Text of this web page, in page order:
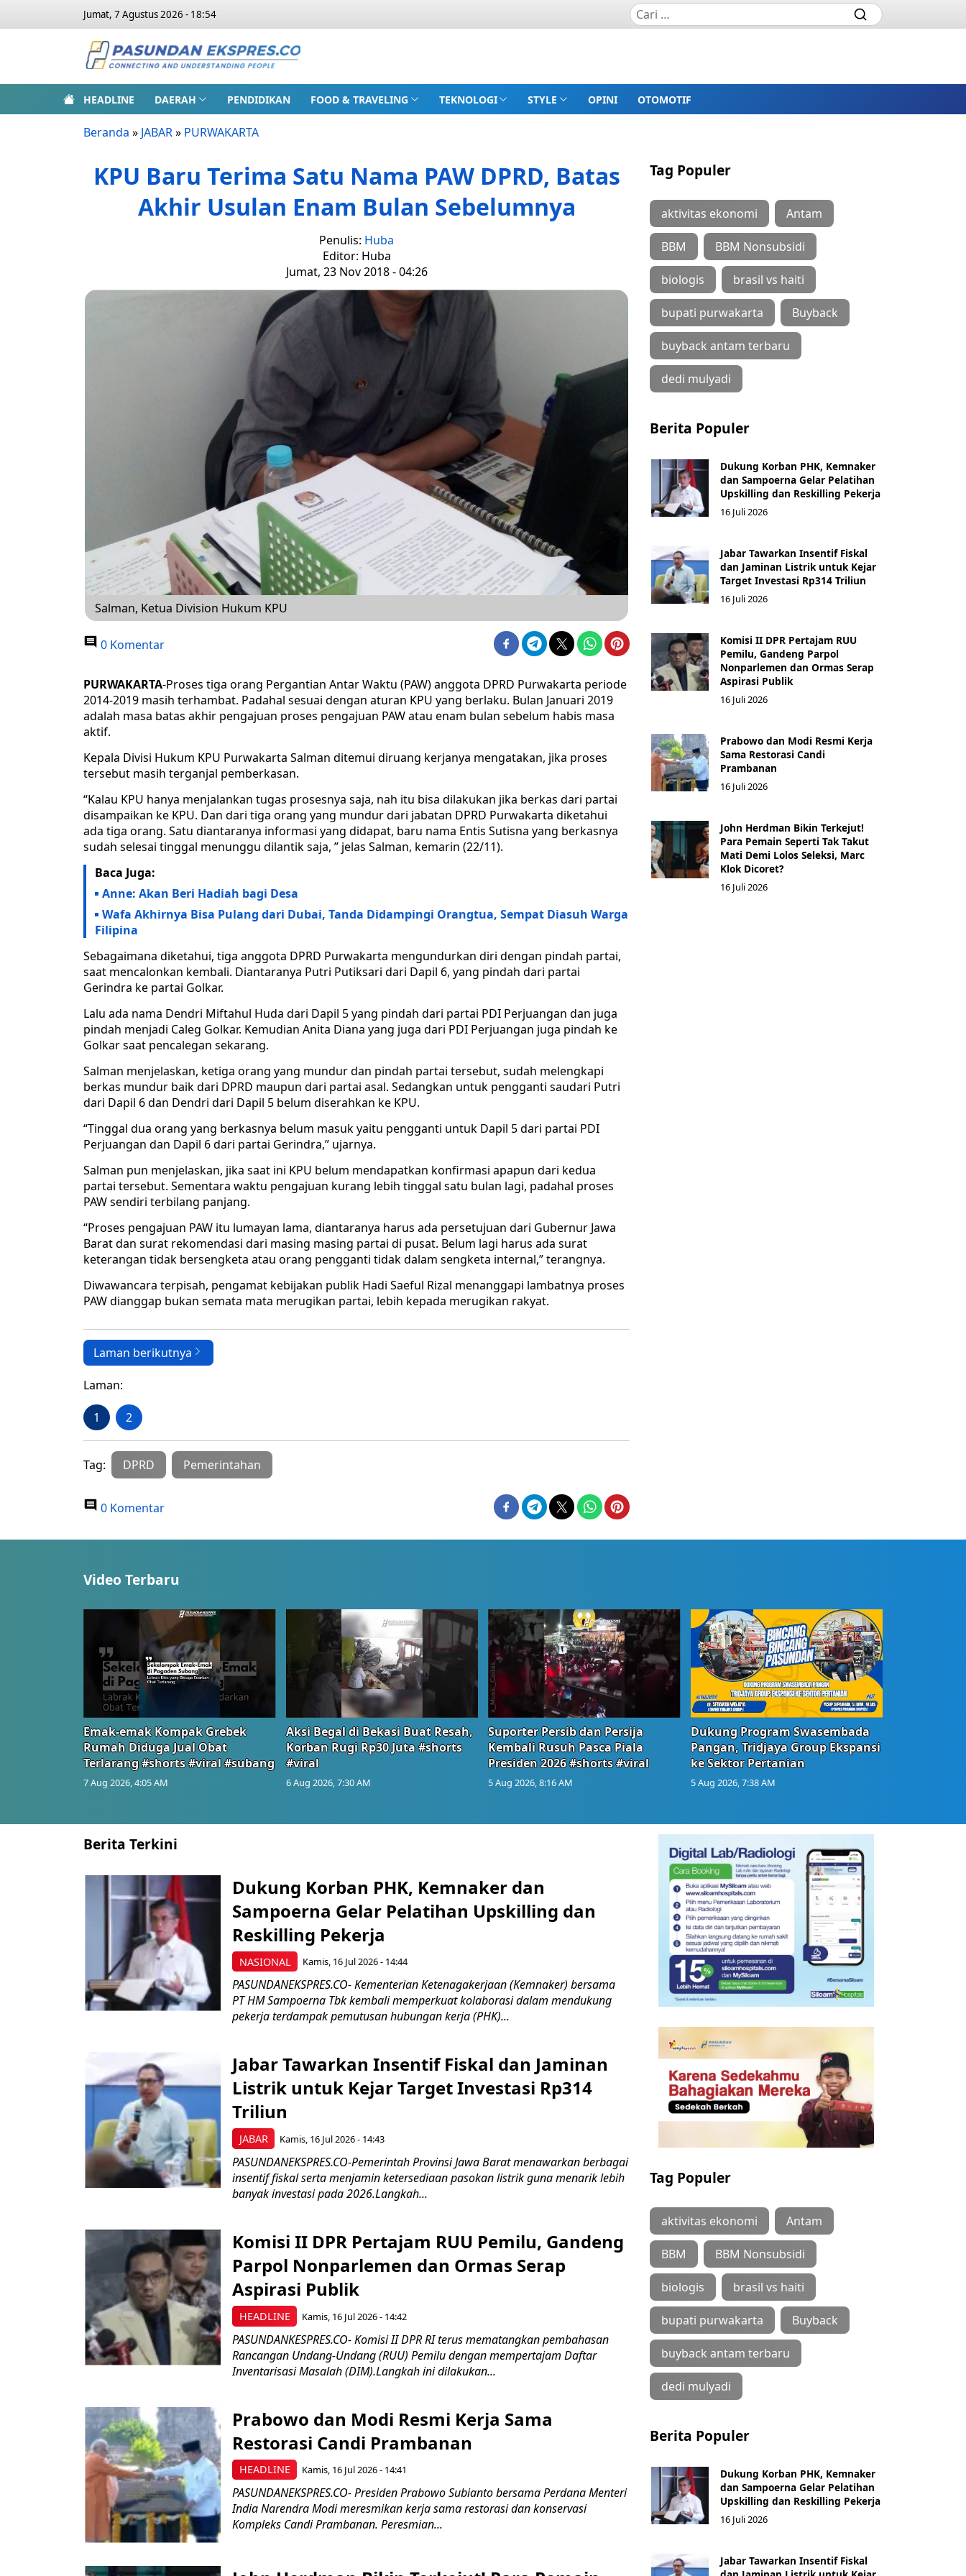
Jumat, 7 Agustus 2026 - 18:54
HEADLINE DAERAH PENDIDIKAN FOOD & TRAVELING TEKNOLOGI STYLE OPINI OTOMOTIF
Beranda » JABAR» PURWAKARTA
KPU Baru Terima Satu Nama PAW DPRD, Batas
Akhir Usulan Enam Bulan Sebelumnya
Penulis: Huba
Editor: Huba
Jumat, 23 Nov 2018 - 04:26
Salman, Ketua Division Hukum KPU
0 Komentar
PURWAKARTA-Proses tiga orang Pergantian Antar Waktu (PAW) anggota DPRD Purwakarta periode
2014-2019 masih terhambat. Padahal sesuai dengan aturan KPU yang berlaku. Bulan Januari 2019
adalah masa batas akhir pengajuan proses pengajuan PAW atau enam bulan sebelum habis masa
aktif.
Kepala Divisi Hukum KPU Purwakarta Salman ditemui diruang kerjanya mengatakan, jika proses
tersebut masih terganjal pemberkasan.
“Kalau KPU hanya menjalankan tugas prosesnya saja, nah itu bisa dilakukan jika berkas dari partai
disampaikan ke KPU. Dan dari tiga orang yang mundur dari jabatan DPRD Purwakarta diketahui
ada tiga orang. Satu diantaranya informasi yang didapat, baru nama Entis Sutisna yang berkasnya
sudah selesai tinggal menunggu dilantik saja, ” jelas Salman, kemarin (22/11).
Baca Juga:
Anne: Akan Beri Hadiah bagi Desa
Wafa Akhirnya Bisa Pulang dari Dubai, Tanda Didampingi Orangtua, Sempat Diasuh Warga
Filipina
Sebagaimana diketahui, tiga anggota DPRD Purwakarta mengundurkan diri dengan pindah partai,
saat mencalonkan kembali. Diantaranya Putri Putiksari dari Dapil 6, yang pindah dari partai
Gerindra ke partai Golkar.
Lalu ada nama Dendri Miftahul Huda dari Dapil 5 yang pindah dari partai PDI Perjuangan dan juga
pindah menjadi Caleg Golkar. Kemudian Anita Diana yang juga dari PDI Perjuangan juga pindah ke
Golkar saat pencalegan sekarang.
Salman menjelaskan, ketiga orang yang mundur dan pindah partai tersebut, sudah melengkapi
berkas mundur baik dari DPRD maupun dari partai asal. Sedangkan untuk pengganti saudari Putri
dari Dapil 6 dan Dendri dari Dapil 5 belum diserahkan ke KPU.
“Tinggal dua orang yang berkasnya belum masuk yaitu pengganti untuk Dapil 5 dari partai PDI
Perjuangan dan Dapil 6 dari partai Gerindra,” ujarnya.
Salman pun menjelaskan, jika saat ini KPU belum mendapatkan konfirmasi apapun dari kedua
partai tersebut. Sementara waktu pengajuan kurang lebih tinggal satu bulan lagi, padahal proses
PAW sendiri terbilang panjang.
“Proses pengajuan PAW itu lumayan lama, diantaranya harus ada persetujuan dari Gubernur Jawa
Barat dan surat rekomendasi dari masing masing partai di pusat. Belum lagi harus ada surat
keterangan tidak bersengketa atau orang pengganti tidak dalam sengketa internal,” terangnya.
Diwawancara terpisah, pengamat kebijakan publik Hadi Saeful Rizal menanggapi lambatnya proses
PAW dianggap bukan semata mata merugikan partai, lebih kepada merugikan rakyat.
Laman berikutnya
Laman:
1 2
Tag: DPRD Pemerintahan
0 Komentar
Tag Populer
aktivitas ekonomi Antam
BBM BBM Nonsubsidi
biologis brasil vs haiti
bupati purwakarta Buyback
buyback antam terbaru
dedi mulyadi
Berita Populer
Dukung Korban PHK, Kemnaker
dan Sampoerna Gelar Pelatihan
Upskilling dan Reskilling Pekerja
16 Juli 2026
Jabar Tawarkan Insentif Fiskal
dan Jaminan Listrik untuk Kejar
Target Investasi Rp314 Triliun
16 Juli 2026
Komisi II DPR Pertajam RUU
Pemilu, Gandeng Parpol
Nonparlemen dan Ormas Serap
Aspirasi Publik
16 Juli 2026
Prabowo dan Modi Resmi Kerja
Sama Restorasi Candi
Prambanan
16 Juli 2026
John Herdman Bikin Terkejut!
Para Pemain Seperti Tak Takut
Mati Demi Lolos Seleksi, Marc
Klok Dicoret?
16 Juli 2026
Video Terbaru
Emak-emak Kompak Grebek
Rumah Diduga Jual Obat
Terlarang #shorts #viral #subang
7 Aug 2026, 4:05 AM
Aksi Begal di Bekasi Buat Resah,
Korban Rugi Rp30 Juta #shorts
#viral
6 Aug 2026, 7:30 AM
Suporter Persib dan Persija
Kembali Rusuh Pasca Piala
Presiden 2026 #shorts #viral
5 Aug 2026, 8:16 AM
Dukung Program Swasembada
Pangan, Tridjaya Group Ekspansi
ke Sektor Pertanian
5 Aug 2026, 7:38 AM
Berita Terkini
NASIONAL
Dukung Korban PHK, Kemnaker dan
Sampoerna Gelar Pelatihan Upskilling dan
Reskilling Pekerja
Kamis, 16 Jul 2026 - 14:44
PASUNDANEKSPRES.CO- Kementerian Ketenagakerjaan (Kemnaker) bersama
PT HM Sampoerna Tbk kembali memperkuat kolaborasi dalam mendukung
pekerja terdampak pemutusan hubungan kerja (PHK)...
JABAR
Jabar Tawarkan Insentif Fiskal dan Jaminan
Listrik untuk Kejar Target Investasi Rp314
Triliun
Kamis, 16 Jul 2026 - 14:43
PASUNDANEKSPRES.CO-Pemerintah Provinsi Jawa Barat menawarkan berbagai
insentif fiskal serta menjamin ketersediaan pasokan listrik guna menarik lebih
banyak investasi pada 2026.Langkah...
HEADLINE
Komisi II DPR Pertajam RUU Pemilu, Gandeng
Parpol Nonparlemen dan Ormas Serap
Aspirasi Publik
Kamis, 16 Jul 2026 - 14:42
PASUNDANKESPRES.CO- Komisi II DPR RI terus mematangkan pembahasan
Rancangan Undang-Undang (RUU) Pemilu dengan mempertajam Daftar
Inventarisasi Masalah (DIM).Langkah ini dilakukan...
HEADLINE
Prabowo dan Modi Resmi Kerja Sama
Restorasi Candi Prambanan
Kamis, 16 Jul 2026 - 14:41
PASUNDANEKSPRES.CO- Presiden Prabowo Subianto bersama Perdana Menteri
India Narendra Modi meresmikan kerja sama restorasi dan konservasi
Kompleks Candi Prambanan. Peresmian...
Tag Populer
aktivitas ekonomi Antam
BBM BBM Nonsubsidi
biologis brasil vs haiti
bupati purwakarta Buyback
buyback antam terbaru
dedi mulyadi
Berita Populer
Dukung Korban PHK, Kemnaker
dan Sampoerna Gelar Pelatihan
Upskilling dan Reskilling Pekerja
16 Juli 2026
Jabar Tawarkan Insentif Fiskal